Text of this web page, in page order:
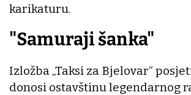
karikaturu.
"Samuraji šanka"
Izložba „Taksi za Bjelovar“
donosi ostavštinu legendarnog